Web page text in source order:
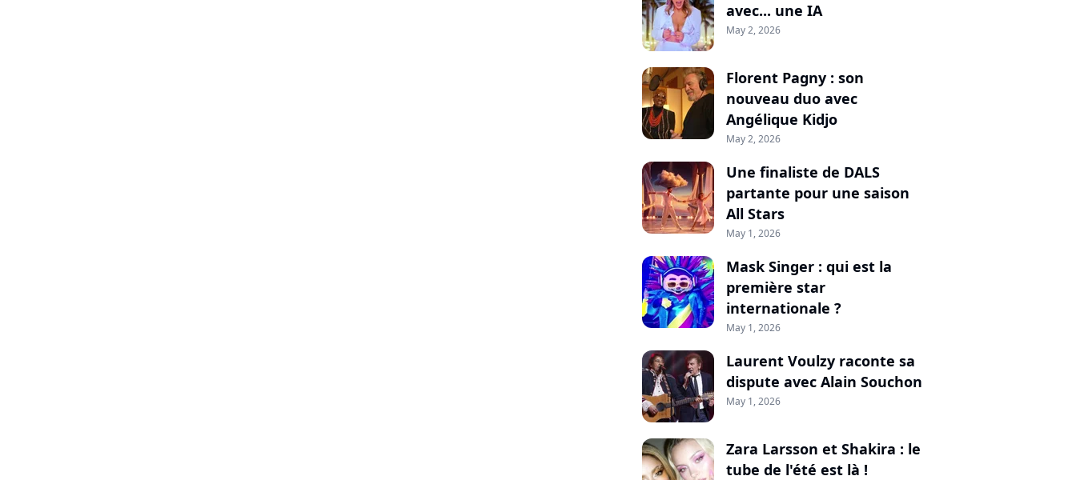
avec... une IA
May 2, 2026
Florent Pagny : son
nouveau duo avec
Angélique Kidjo
May 2, 2026
Une finaliste de DALS
partante pour une saison
All Stars
May 1, 2026
Mask Singer : qui est la
première star
internationale ?
May 1, 2026
Laurent Voulzy raconte sa
dispute avec Alain Souchon
May 1, 2026
Zara Larsson et Shakira : le
tube de l'été est là !